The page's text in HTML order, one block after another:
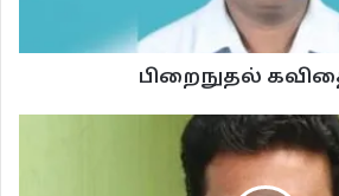
எதிர்பாரா இன்பங்களில்
இதயம் பொங்க வைத்திடும்
பிறைநுதல்